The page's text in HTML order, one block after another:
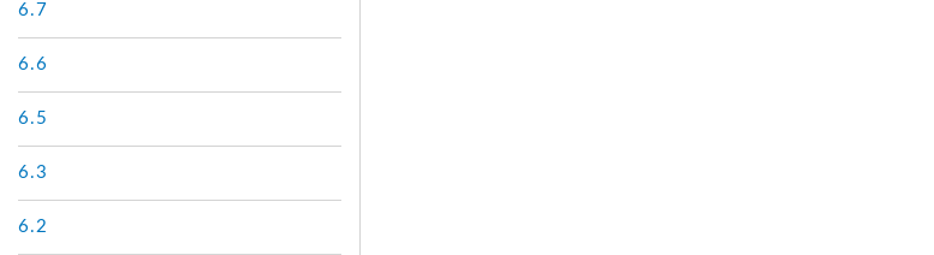
6.7
6.6
6.5
6.3
6.2